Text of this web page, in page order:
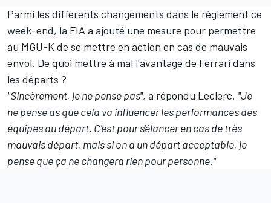
Parmi les différents changements dans le règlement ce
week-end, la FIA a ajouté une mesure pour permettre
au MGU-K de se mettre en action en cas de mauvais
envol. De quoi mettre à mal l'avantage de Ferrari dans
les départs ?
"Sincèrement, je ne pense pas", a répondu Leclerc. "Je
ne pense as que cela va influencer les performances des
équipes au départ. C'est pour s'élancer en cas de très
mauvais départ, mais si on a un départ acceptable, je
pense que ça ne changera rien pour personne."